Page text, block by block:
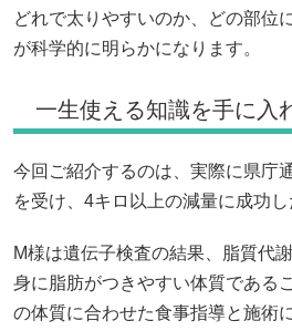
どれで太りやすいのか、どの部位
が科学的に明らかになります。
一生使える知識を手に入
今回ご紹介するのは、実際に県庁
を受け、4キロ以上の減量に成功し
M様は遺伝子検査の結果、脂質代
身に脂肪がつきやすい体質である
の体質に合わせた食事指導と施術